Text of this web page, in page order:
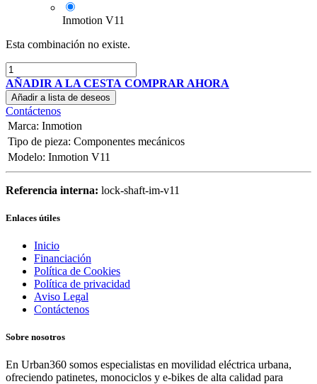
Inmotion V11
Esta combinación no existe.
AÑADIR A LA CESTA COMPRAR AHORA
Añadir a lista de deseos
Contáctenos
Marca: Inmotion
Tipo de pieza: Componentes mecánicos
Modelo: Inmotion V11
Referencia interna: lock-shaft-im-v11
Enlaces útiles
Inicio
Financiación
Política de Cookies
Política de privacidad
Aviso Legal
Contáctenos
Sobre nosotros
En Urban360 somos especialistas en movilidad eléctrica urbana,
ofreciendo patinetes, monociclos y e-bikes de alta calidad para